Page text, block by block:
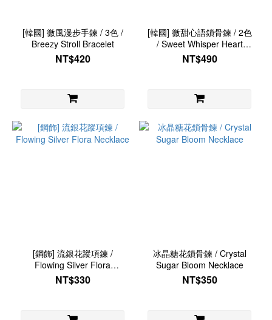
[韓國] 微風漫步手鍊 / 3色 /
Breezy Stroll Bracelet
NT$420
[韓國] 微甜心語鎖骨鍊 / 2色
/ Sweet Whisper Heart
Necklace
NT$490
[鋼飾] 流銀花蹤項鍊 /
Flowing Silver Flora
Necklace
NT$330
冰晶糖花鎖骨鍊 / Crystal
Sugar Bloom Necklace
NT$350